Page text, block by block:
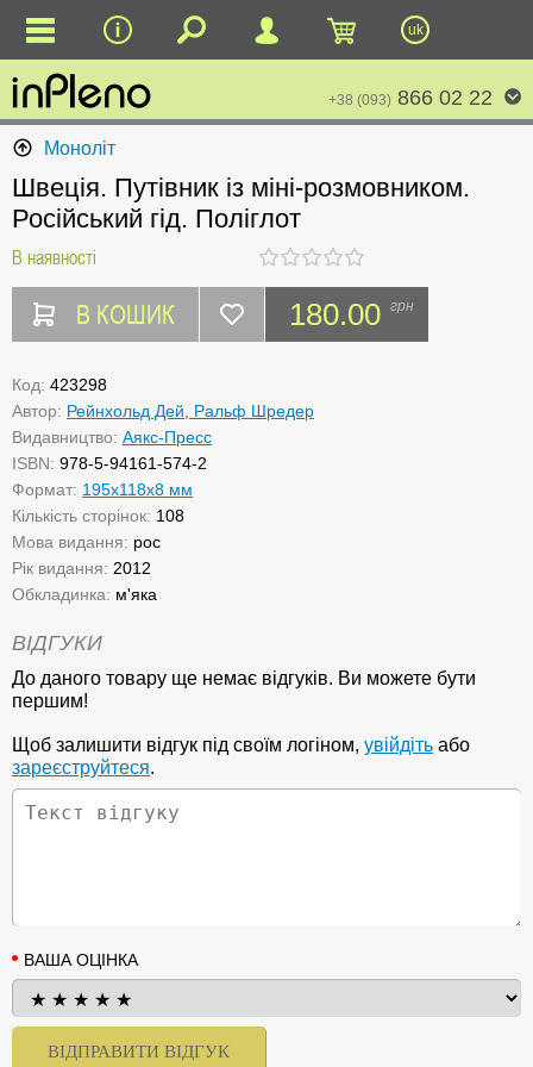
uk
+38 (093) 866 02 22
Моноліт
Швеція. Путівник із міні-розмовником.
Російський гід. Поліглот
В наявності
В КОШИК 180.00 грн
Код: 423298
Автор: Рейнхольд Дей, Ральф Шредер
Видавництво: Аякс-Пресс
ISBN: 978-5-94161-574-2
Формат: 195x118x8 мм
Кількість сторінок: 108
Мова видання: рос
Рік видання: 2012
Обкладинка: м'яка
ВІДГУКИ
До даного товару ще немає відгуків. Ви можете бути
першим!
Щоб залишити відгук під своїм логіном, увійдіть або
зареєструйтеся.
ВАША ОЦІНКА